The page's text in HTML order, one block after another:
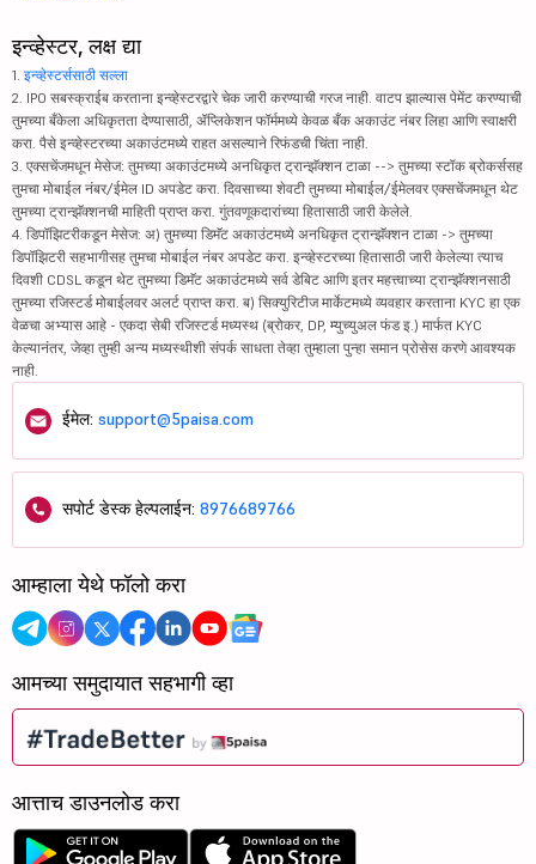
इन्व्हेस्टर, लक्ष द्या
1. इन्व्हेस्टर्ससाठी सल्ला
2. IPO सबस्क्राईब करताना इन्व्हेस्टरद्वारे चेक जारी करण्याची गरज नाही. वाटप झाल्यास पेमेंट करण्याची
तुमच्या बँकेला अधिकृतता देण्यासाठी, ॲप्लिकेशन फॉर्ममध्ये केवळ बँक अकाउंट नंबर लिहा आणि स्वाक्षरी
करा. पैसे इन्व्हेस्टरच्या अकाउंटमध्ये राहत असल्याने रिफंडची चिंता नाही.
3. एक्सचेंजमधून मेसेज: तुमच्या अकाउंटमध्ये अनधिकृत ट्रान्झॅक्शन टाळा --> तुमच्या स्टॉक ब्रोकर्ससह
तुमचा मोबाईल नंबर/ईमेल ID अपडेट करा. दिवसाच्या शेवटी तुमच्या मोबाईल/ईमेलवर एक्सचेंजमधून थेट
तुमच्या ट्रान्झॅक्शनची माहिती प्राप्त करा. गुंतवणूकदारांच्या हितासाठी जारी केलेले.
4. डिपॉझिटरीकडून मेसेज: अ) तुमच्या डिमॅट अकाउंटमध्ये अनधिकृत ट्रान्झॅक्शन टाळा -> तुमच्या
डिपॉझिटरी सहभागीसह तुमचा मोबाईल नंबर अपडेट करा. इन्व्हेस्टरच्या हितासाठी जारी केलेल्या त्याच
दिवशी CDSL कडून थेट तुमच्या डिमॅट अकाउंटमध्ये सर्व डेबिट आणि इतर महत्त्वाच्या ट्रान्झॅक्शनसाठी
तुमच्या रजिस्टर्ड मोबाईलवर अलर्ट प्राप्त करा. ब) सिक्युरिटीज मार्केटमध्ये व्यवहार करताना KYC हा एक
वेळचा अभ्यास आहे - एकदा सेबी रजिस्टर्ड मध्यस्थ (ब्रोकर, DP, म्युच्युअल फंड इ.) मार्फत KYC
केल्यानंतर, जेव्हा तुम्ही अन्य मध्यस्थीशी संपर्क साधता तेव्हा तुम्हाला पुन्हा समान प्रोसेस करणे आवश्यक
नाही.
ईमेल: support@5paisa.com
सपोर्ट डेस्क हेल्पलाईन: 8976689766
आम्हाला येथे फॉलो करा
आमच्या समुदायात सहभागी व्हा
आत्ताच डाउनलोड करा